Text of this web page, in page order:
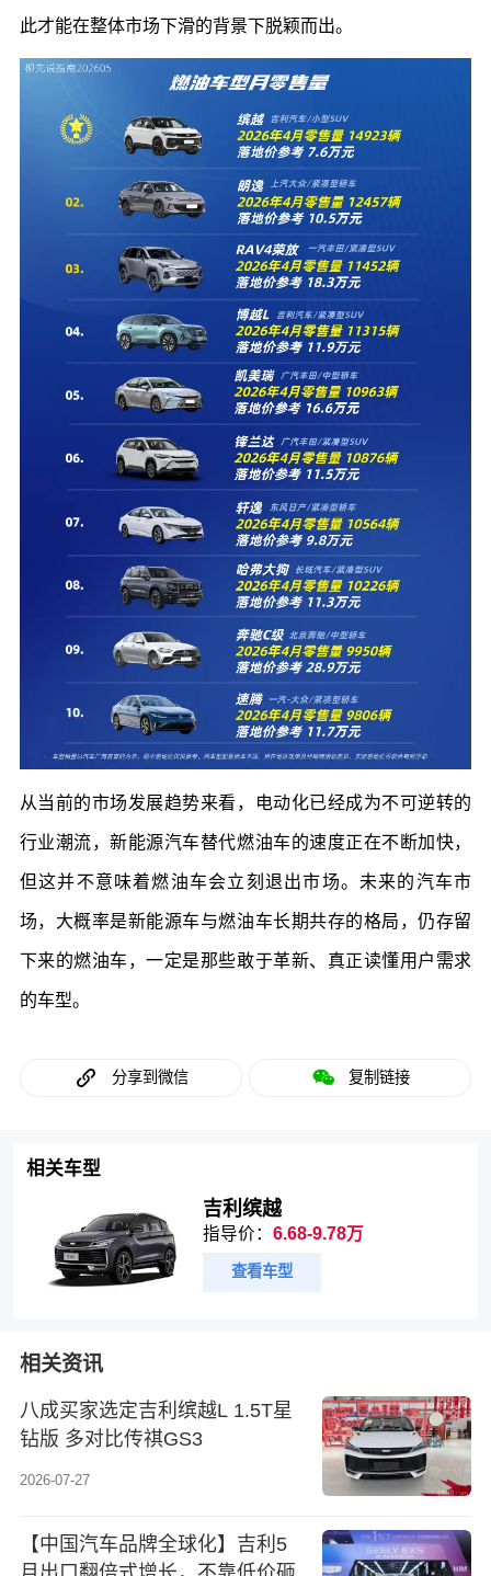
此才能在整体市场下滑的背景下脱颖而出。
从当前的市场发展趋势来看，电动化已经成为不可逆转的
行业潮流，新能源汽车替代燃油车的速度正在不断加快，
但这并不意味着燃油车会立刻退出市场。未来的汽车市
场，大概率是新能源车与燃油车长期共存的格局，仍存留
下来的燃油车，一定是那些敢于革新、真正读懂用户需求
的车型。
分享到微信 复制链接
相关车型
吉利缤越
指导价：6.68-9.78万
查看车型
相关资讯
八成买家选定吉利缤越L 1.5T星
钻版 多对比传祺GS3
2026-07-27
【中国汽车品牌全球化】吉利5